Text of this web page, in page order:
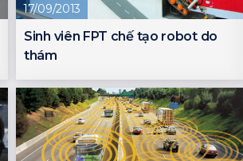
17/09/2013
Sinh viên FPT chế tạo robot do
thám